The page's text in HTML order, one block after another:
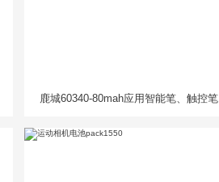
鹿城60340-80mah应用智能笔、触控笔